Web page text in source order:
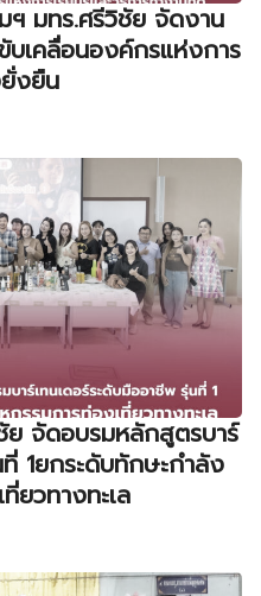
มทร.ศรีวิชัย จัดงาน
บเคลื่อนองค์กรแห่งการ
ยั่งยืน
จัดอบรมหลักสูตรบาร์
1ยกระดับทักษะกำลัง
ยวทางทะเล